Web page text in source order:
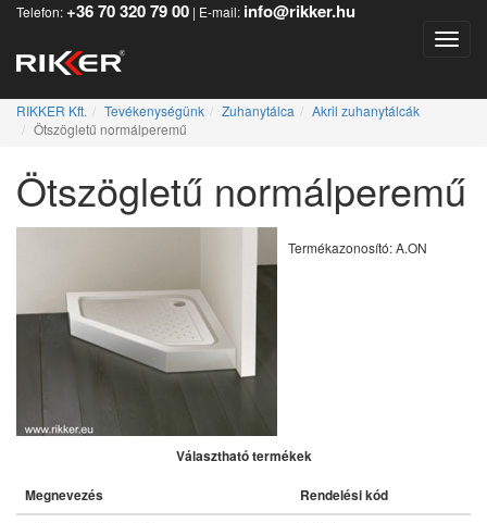
Telefon: +36 70 320 79 00 | E-mail: info@rikker.hu
RIKKER Kft. Tevékenységünk Zuhanytálca
Akril zuhanytálcák
Ötszögletű normálperemű
Ötszögletű normálperemű
Termékazonosító: A.ON
Választható termékek
Megnevezés
Rendelési kód